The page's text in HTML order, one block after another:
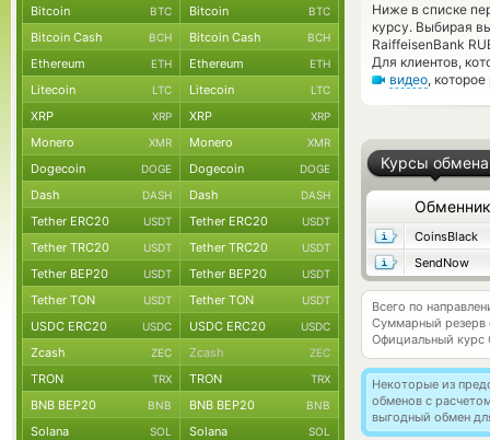
Ниже в списке
курсу. Выбирая
RaiffeisenBank
Для клиентов,
видео,
Курсы обмена
Обменник
CoinsBlack
SendNow
Всего по
Суммарный резерв
Официальный курс
Некоторые из
обменов с
выгодный обмен
Bitcoin BTC Bitcoin BTC
Bitcoin Cash BCH Bitcoin Cash BCH
Ethereum ETH Ethereum ETH
Litecoin LTC Litecoin LTC
XRP XRP XRP XRP
Monero XMR Monero XMR
Dogecoin DOGE Dogecoin DOGE
Dash DASH Dash DASH
Tether ERC20 USDT Tether ERC20 USDT
Tether TRC20 USDT Tether TRC20 USDT
Tether BEP20 USDT Tether BEP20 USDT
Tether TON USDT Tether TON USDT
USDC ERC20 USDC USDC ERC20 USDC
Zcash ZEC Zcash ZEC
TRON TRX TRON TRX
BNB BEP20 BNB BNB BEP20 BNB
Solana SOL Solana SOL